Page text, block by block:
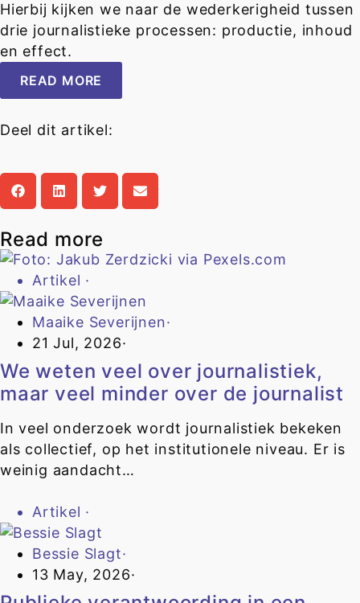
Hierbij kijken we naar de wederkerigheid tussen
drie journalistieke processen: productie, inhoud
en effect.
READ MORE
Deel dit artikel:
Read more
Artikel ·
Maaike Severijnen·
21 Jul, 2026·
We weten veel over journalistiek,
maar veel minder over de journalist
In veel onderzoek wordt journalistiek bekeken
als collectief, op het institutionele niveau. Er is
weinig aandacht…
Artikel ·
Bessie Slagt·
13 May, 2026·